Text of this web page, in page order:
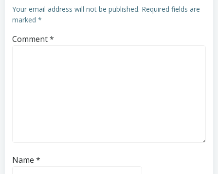
Your email address will not be published. Required fields are
marked *
Comment*
Name *